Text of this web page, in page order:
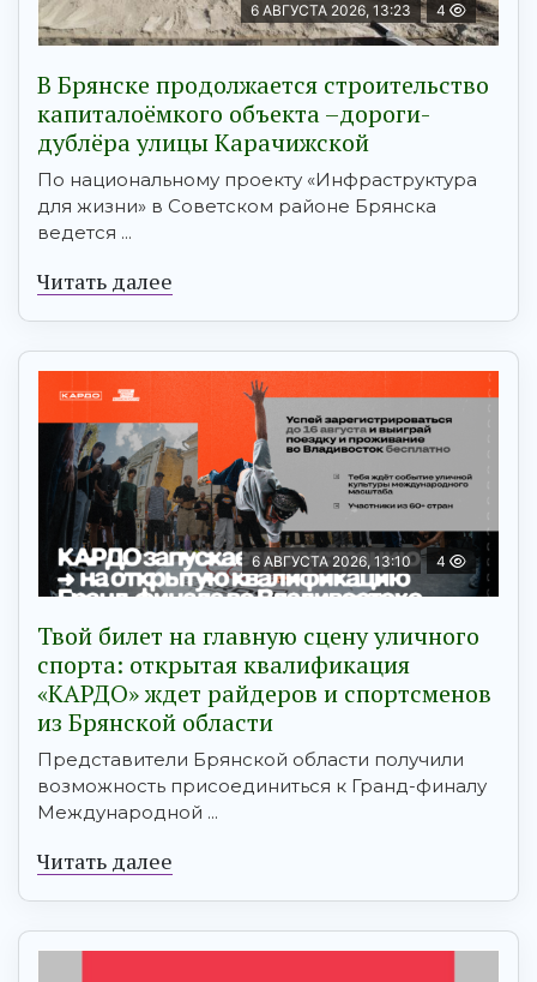
6 АВГУСТА 2026, 13:23 4
В Брянске продолжается строительство
капиталоёмкого объекта –дороги-
дублёра улицы Карачижской
По национальному проекту «Инфраструктура
для жизни» в Советском районе Брянска
ведется ...
Читать далее
6 АВГУСТА 2026, 13:10 4
Твой билет на главную сцену уличного
спорта: открытая квалификация
«КАРДО» ждет райдеров и спортсменов
из Брянской области
Представители Брянской области получили
возможность присоединиться к Гранд-финалу
Международной ...
Читать далее